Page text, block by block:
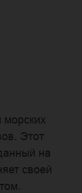
Этот
на
своей